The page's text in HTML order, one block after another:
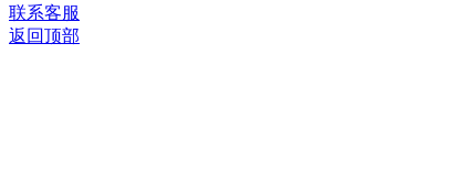
联系客服
返回顶部